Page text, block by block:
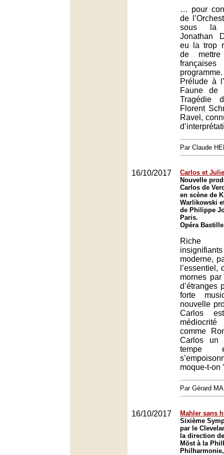
… pour
de
sous la
Jonathan
eu la trop
de
Prélude à
Faune de
Tragédie
Florent
Ravel,
Par Claude
16/10/2017
Carlos et
Nouvelle
Carlos de
en scène de
Warlikowski
de Philippe
Paris.
Opéra
Riche
moderne,
l’essentiel,
mornes
d’étranges
forte
nouvelle
Carlos
comme
Carlos un
tempe
moque-t-on
Par Gérard
16/10/2017
Mahler sans
Sixième
par le
la direction
Möst à la